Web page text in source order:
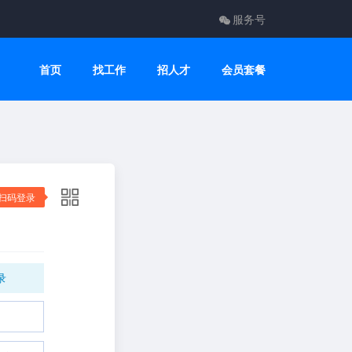
服务号
首页 找工作 招人才 会员套餐
码登录